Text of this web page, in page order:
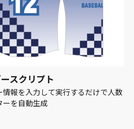
スクリプト
報を入力して実行するだけで人数
を自動生成